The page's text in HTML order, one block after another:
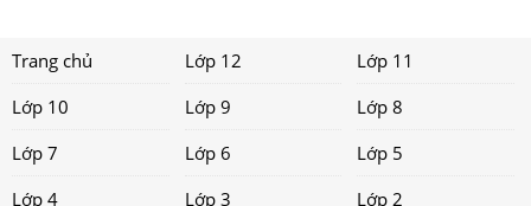
Trang chủ Lớp 12
Lớp 11
Lớp 10
Lớp 9
Lớp 8
Lớp 7
Lớp 6
Lớp 5
Lớp 4
Lớp 3 Lớp 2